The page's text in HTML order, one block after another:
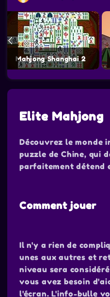
Mahjong Shanghai 2
Elite Mahjong
Découvrez le monde
puzzle de Chine, qui
parfaitement détend
Comment jouer
Il n'y a rien de
unes aux autres et
niveau sera
vous avez besoin
l'écran. L'info-bulle